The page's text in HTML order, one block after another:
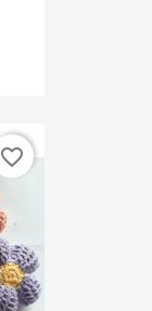
favorite_border